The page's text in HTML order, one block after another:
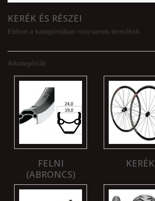
KERÉK ÉS RÉSZEI
Ebben a kategóriában nincsenek termékek.
Alkategóriák
FELNI
(ABRONCS)
KERÉK